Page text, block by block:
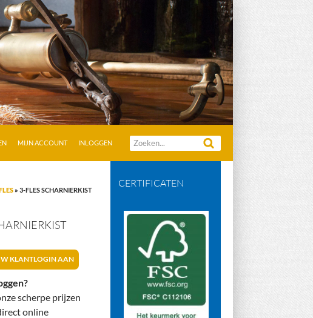
Zoeken
MIJN ACCOUNT INLOGGEN
» 3-FLES SCHARNIERKIST
KLANTLOGIN AAN
scherpe prijzen
online
CERTIFICATEN